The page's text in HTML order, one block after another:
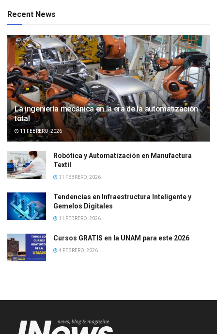
Recent News
La ingeniería mecánica en la era de la automatización
total
11 FEBRERO, 2026
Robótica y Automatización en Manufactura
Textil
11 FEBRERO, 2026
Tendencias en Infraestructura Inteligente y
Gemelos Digitales
11 FEBRERO, 2026
Cursos GRATIS en la UNAM para este 2026
4 FEBRERO, 2026